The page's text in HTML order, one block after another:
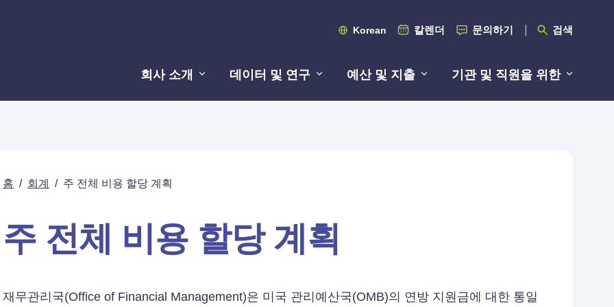
Korean 칼렌더 문의하기 검색
회사 소개 데이터 및 연구 예산 및 지출 기관 및 직원을 위한
홈 / 회계 / 주 전체 비용 할당 계획
주 전체 비용 할당 계획
재무관리국(Office of Financial Management)은 미국 관리예산국(OMB)의 연방 지원금에 대한 통일